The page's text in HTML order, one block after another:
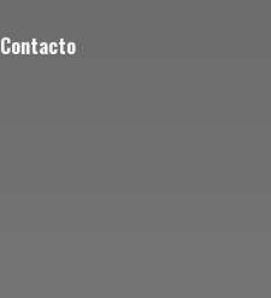
Contacto